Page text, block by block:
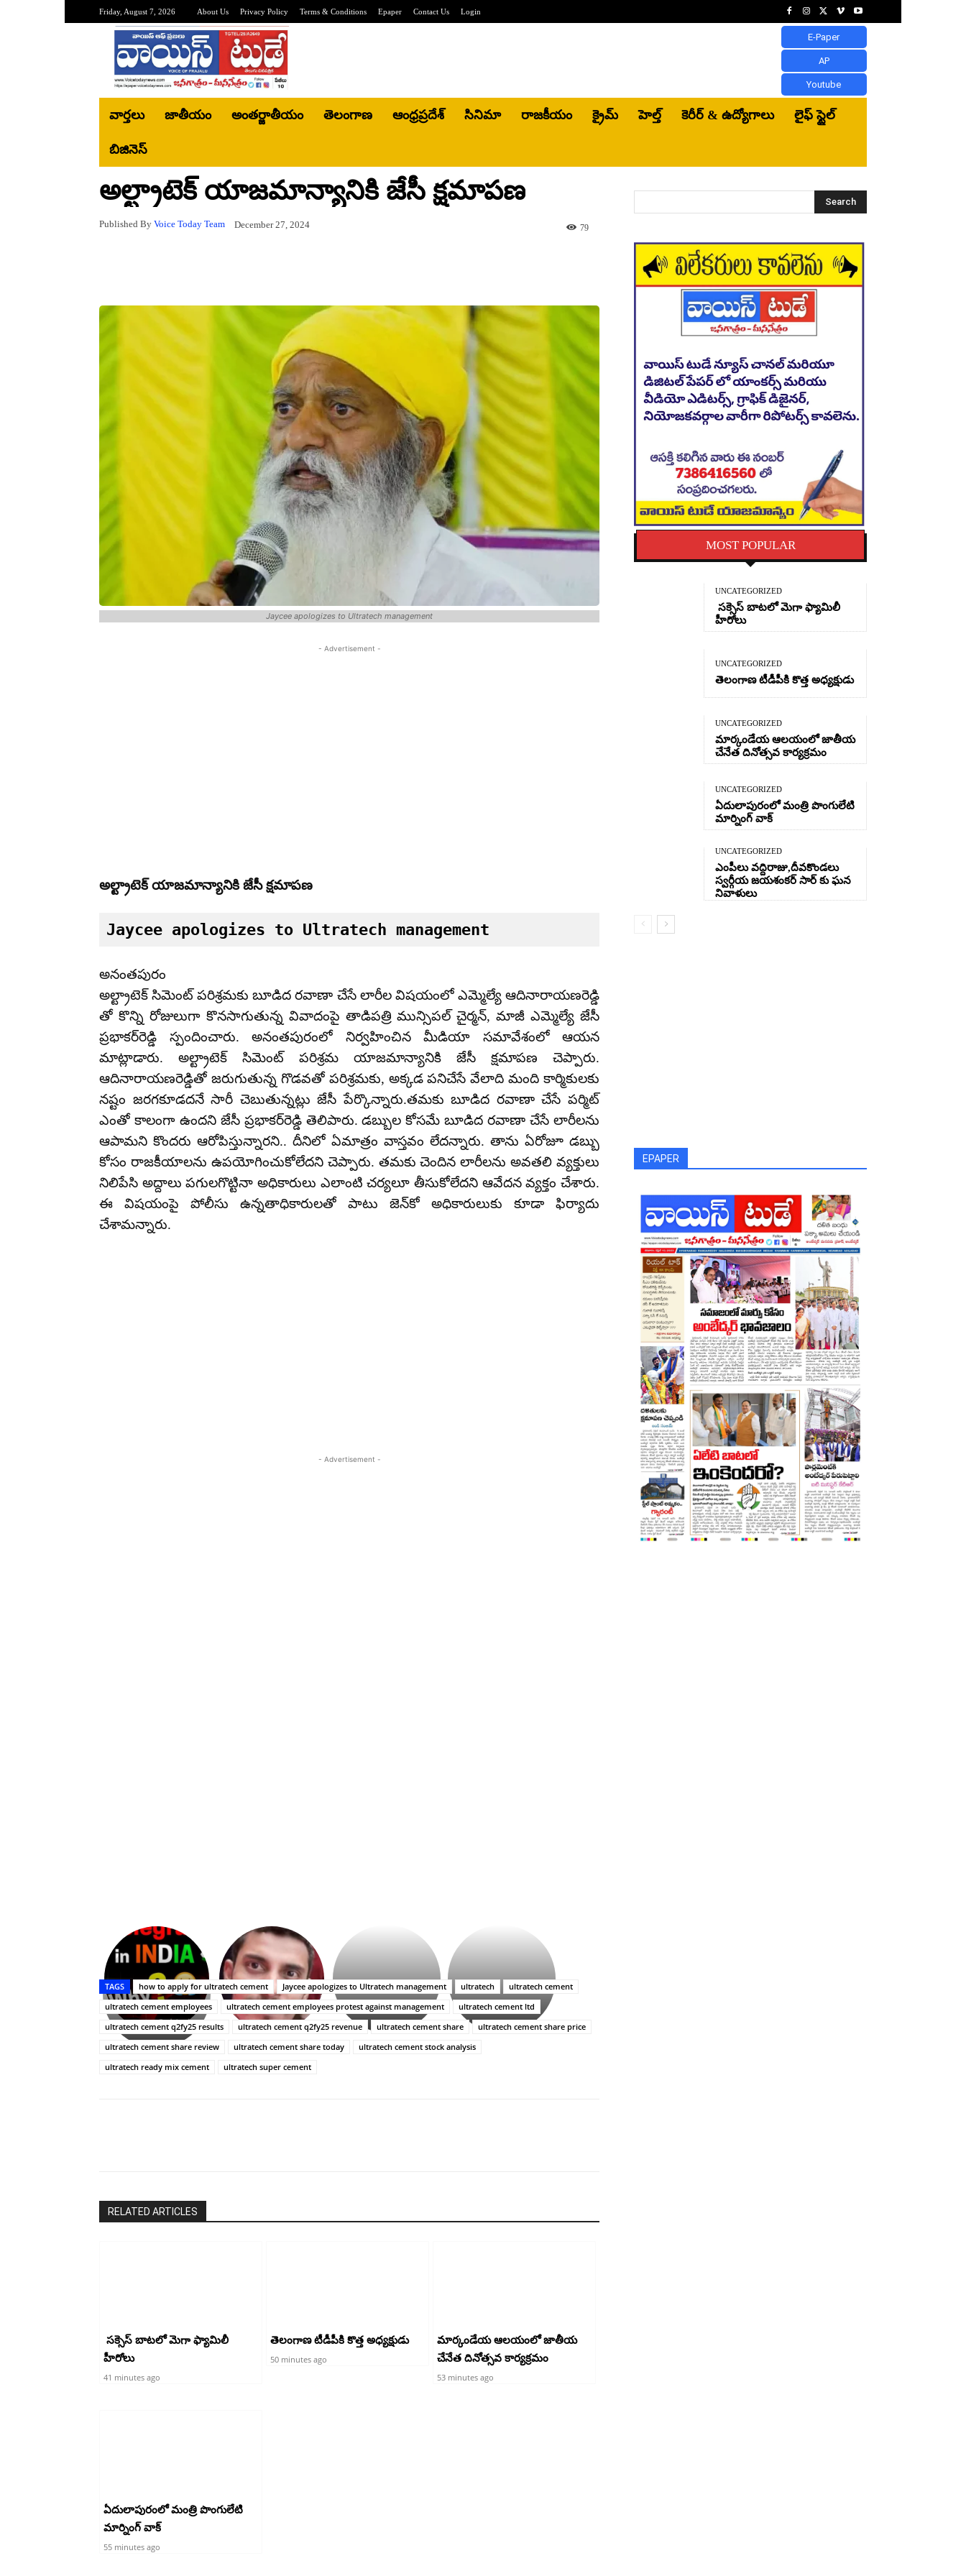
Friday, August 7, 2026 About Us Privacy Policy Terms & Conditions Epaper Contact Us Login
E-Paper
AP
Youtube
వార్తలు జాతీయం అంతర్జాతీయం తెలంగాణ ఆంధ్రప్రదేశ్ సినిమా రాజకీయం క్రైమ్ హెల్త్‌ కెరీర్ & ఉద్యోగాలు లైఫ్ స్టైల్
బిజినెస్‌
అల్ట్రాటెక్ యాజమాన్యానికి జేసీ క్షమాపణ
Published By Voice Today Team December 27, 2024 79
Jaycee apologizes to Ultratech management
- Advertisement -
అల్ట్రాటెక్ యాజమాన్యానికి జేసీ క్షమాపణ
Jaycee apologizes to Ultratech management
అనంతపురం
అల్ట్రాటెక్ సిమెంట్ పరిశ్రమకు బూడిద రవాణా చేసే లారీల విషయంలో ఎమ్మెల్యే ఆదినారాయణరెడ్డి
తో కొన్ని రోజులుగా కొనసాగుతున్న వివాదంపై తాడిపత్రి మున్సిపల్ చైర్మన్, మాజీ ఎమ్మెల్యే జేసీ
ప్రభాకర్‌రెడ్డి స్పందించారు. అనంతపురంలో నిర్వహించిన మీడియా సమావేశంలో ఆయన
మాట్లాడారు. అల్ట్రాటెక్ సిమెంట్ పరిశ్రమ యాజమాన్యానికి జేసీ క్షమాపణ చెప్పారు.
ఆదినారాయణరెడ్డితో జరుగుతున్న గొడవతో పరిశ్రమకు, అక్కడ పనిచేసే వేలాది మంది కార్మికులకు
నష్టం జరగకూడదనే సారీ చెబుతున్నట్లు జేసీ పేర్కొన్నారు.తమకు బూడిద రవాణా చేసే పర్మిట్
ఎంతో కాలంగా ఉందని జేసీ ప్రభాకర్‌రెడ్డి తెలిపారు. డబ్బుల కోసమే బూడిద రవాణా చేసే లారీలను
ఆపామని కొందరు ఆరోపిస్తున్నారని.. దీనిలో ఏమాత్రం వాస్తవం లేదన్నారు. తాను ఏరోజూ డబ్బు
కోసం రాజకీయాలను ఉపయోగించుకోలేదని చెప్పారు. తమకు చెందిన లారీలను అవతలి వ్యక్తులు
నిలిపేసి అద్దాలు పగులగొట్టినా అధికారులు ఎలాంటి చర్యలూ తీసుకోలేదని ఆవేదన వ్యక్తం చేశారు.
ఈ విషయంపై పోలీసు ఉన్నతాధికారులతో పాటు జెన్‌కో అధికారులుకు కూడా ఫిర్యాదు
చేశామన్నారు.
- Advertisement -
ప్రసాదం
తీర్థం..తులసీదళం
లేకుండా
అసంపూర్ణం
సినిమాతో
పాన్
ఇండియా
స్టార్
హీరోయిన్‏గా
శ్రీనిధి
Upasana:
భర్తపై
రివెంజ్
తీర్చుకున్న
ఉపాసన..
పాపం
రామ్
చరణ్
TAGS how to apply for ultratech cement Jaycee apologizes to Ultratech management ultratech
ultratech cement
ultratech cement employees
ultratech cement employees protest against management
ultratech cement ltd
ultratech cement q2fy25 results
ultratech cement q2fy25 revenue ultratech cement share
ultratech cement share price
ultratech cement share review
ultratech cement share today
ultratech cement stock analysis
ultratech ready mix cement
ultratech super cement
RELATED ARTICLES
సక్సెస్ బాటలో మెగా ఫ్యామిలీ
హీరోలు
41 minutes ago
తెలంగాణ టీడీపీకి కొత్త అధ్యక్షుడు
50 minutes ago
మార్కండేయ ఆలయంలో జాతీయ
చేనేత దినోత్సవ కార్యక్రమం
53 minutes ago
ఏదులాపురంలో మంత్రి పొంగులేటి
మార్నింగ్ వాక్
55 minutes ago
Search
MOST POPULAR
UNCATEGORIZED
సక్సెస్ బాటలో మెగా ఫ్యామిలీ
హీరోలు
UNCATEGORIZED
తెలంగాణ టీడీపీకి కొత్త అధ్యక్షుడు
UNCATEGORIZED
మార్కండేయ ఆలయంలో జాతీయ
చేనేత దినోత్సవ కార్యక్రమం
UNCATEGORIZED
ఏదులాపురంలో మంత్రి పొంగులేటి
మార్నింగ్ వాక్
UNCATEGORIZED
ఎంపీలు వద్దిరాజు,దీవకొండలు
స్వర్గీయ జయశంకర్ సార్ కు ఘన
నివాళులు
EPAPER